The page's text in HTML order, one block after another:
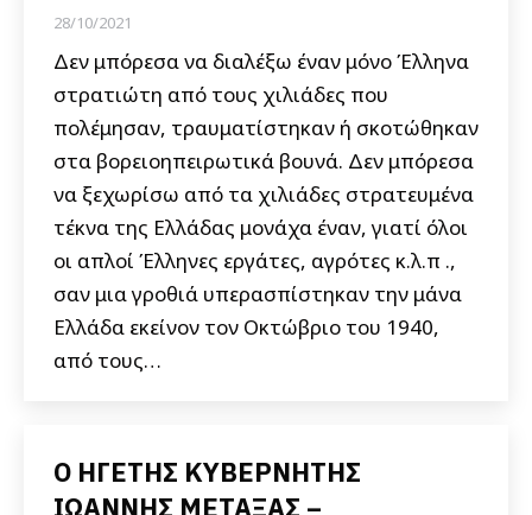
28/10/2021
Δεν μπόρεσα να διαλέξω έναν μόνο Έλληνα
στρατιώτη από τους χιλιάδες που
πολέμησαν, τραυματίστηκαν ή σκοτώθηκαν
στα βορειοηπειρωτικά βουνά. Δεν μπόρεσα
να ξεχωρίσω από τα χιλιάδες στρατευμένα
τέκνα της Ελλάδας μονάχα έναν, γιατί όλοι
οι απλοί Έλληνες εργάτες, αγρότες κ.λ.π .,
σαν μια γροθιά υπερασπίστηκαν την μάνα
Ελλάδα εκείνον τον Οκτώβριο του 1940,
από τους…
Ο ΗΓΕΤΗΣ ΚΥΒΕΡΝΗΤΗΣ
ΙΩΑΝΝΗΣ ΜΕΤΑΞΑΣ –